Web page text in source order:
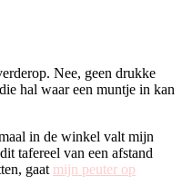
Nee, geen drukke
hal waar een muntje in kan
in de winkel valt mijn
tafereel van een afstand
gaat mijn peuter op